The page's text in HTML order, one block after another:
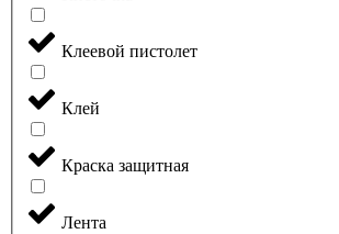
Клеевой пистолет
Клей
Краска защитная
Лента